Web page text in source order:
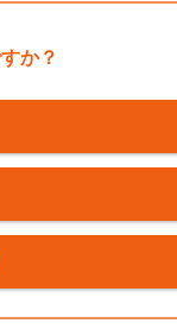
か？